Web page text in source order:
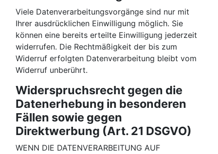
Viele Datenverarbeitungsvorgänge sind nur mit
Ihrer ausdrücklichen Einwilligung möglich. Sie
können eine bereits erteilte Einwilligung jederzeit
widerrufen. Die Rechtmäßigkeit der bis zum
Widerruf erfolgten Datenverarbeitung bleibt vom
Widerruf unberührt.
Widerspruchsrecht gegen die
Datenerhebung in besonderen
Fällen sowie gegen
Direktwerbung (Art. 21 DSGVO)
WENN DIE DATENVERARBEITUNG AUF